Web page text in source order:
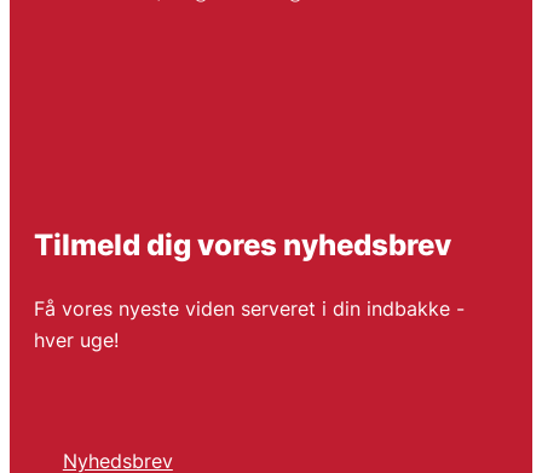
Tilmeld dig vores nyhedsbrev
Få vores nyeste viden serveret i din indbakke -
hver uge!
Nyhedsbrev